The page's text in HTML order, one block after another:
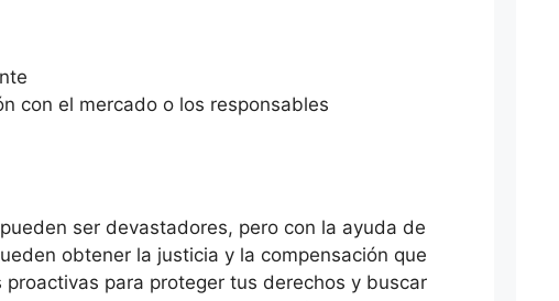
con el mercado o los responsables
ser devastadores, pero con la ayuda de
obtener la justicia y la compensación que
para proteger tus derechos y buscar